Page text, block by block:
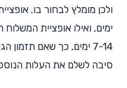
ימים, ואילו אופציית
7-14 ימים, כך שאם
סיבה לשלם את העלות